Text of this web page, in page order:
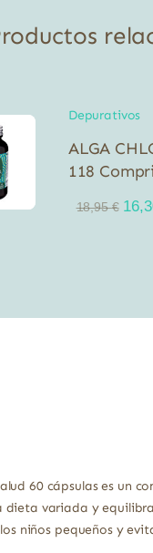
Depurativos
ALGA
118
18,95€ El
60 cápsulas es
variada y
niños pequeños y